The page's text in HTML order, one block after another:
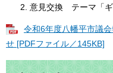
意見交換 テーマ「ギ
令和6年度八幡平市議
せ [PDFファイル／145KB]